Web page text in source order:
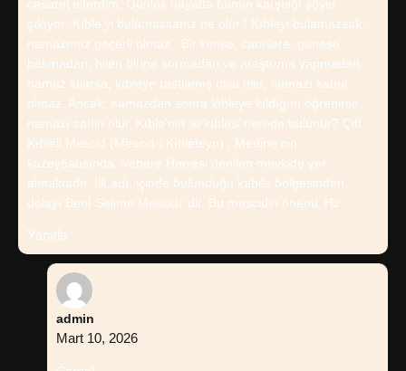
cesaret isterdim. Günlük hayatta bunun karşılığı şöyle
çıkıyor: Kıble’yi bulamazsanız ne olur? Kıbleyi bulamazsak,
namazımız geçerli olmaz . Bir kimse, camilere, güneşe
bakmadan, bilen birine sormadan ve araştırma yapmadan
namaz kılarsa, kıbleye rastlamış olsa bile, namazı kabul
olmaz. Ancak, namazdan sonra kıbleye kıldığını öğrenirse,
namazı sahih olur. Kıble’nin iki kıblesi nerede bulunur? Çift
Kıbleli Mescid (Mescid-i Kıbleteyn) , Medine’nin
kuzeybatısında, Vebere Harresi denilen mevkide yer
almaktadır. İlk adı, içinde bulunduğu kabile bölgesinden
dolayı Benî Selime Mescidi ‘dir. Bu mescidin önemi, Hz.
Yanıtla
admin
Mart 10, 2026